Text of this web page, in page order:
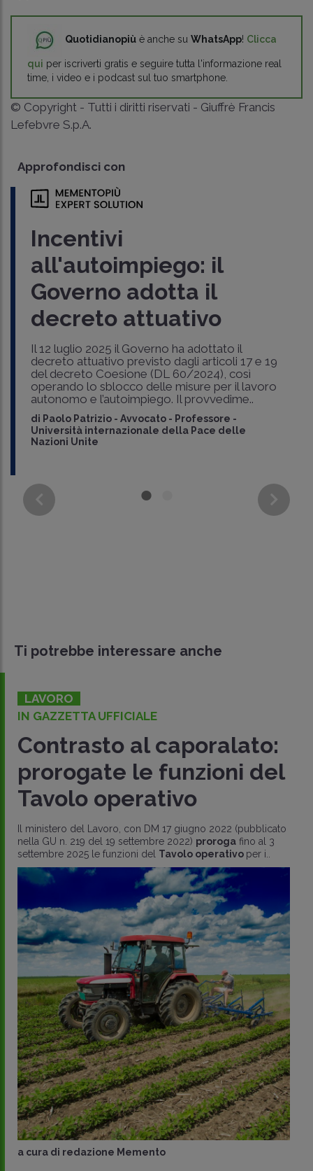
Quotidianopiù è anche su WhatsApp! Clicca
qui per iscriverti gratis e seguire tutta l'informazione real
time, i video e i podcast sul tuo smartphone.
© Copyright - Tutti i diritti riservati - Giuffrè Francis
Lefebvre S.p.A.
Approfondisci con
Incentivi
all'autoimpiego: il
Governo adotta il
decreto attuativo
Il 12 luglio 2025 il Governo ha adottato il
decreto attuativo previsto dagli articoli 17 e 19
del decreto Coesione (DL 60/2024), così
operando lo sblocco delle misure per il lavoro
autonomo e l’autoimpiego. Il provvedime..
di Paolo Patrizio - Avvocato - Professore -
Università internazionale della Pace delle
Nazioni Unite
Ti potrebbe interessare anche
LAVORO
IN GAZZETTA UFFICIALE
Contrasto al caporalato:
prorogate le funzioni del
Tavolo operativo
Il ministero del Lavoro, con DM 17 giugno 2022 (pubblicato
nella GU n. 219 del 19 settembre 2022) proroga fino al 3
settembre 2025 le funzioni del Tavolo operativo per i..
a cura di redazione Memento